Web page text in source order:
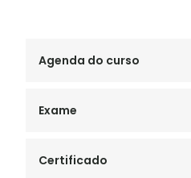
Agenda do curso
Exame
Certificado